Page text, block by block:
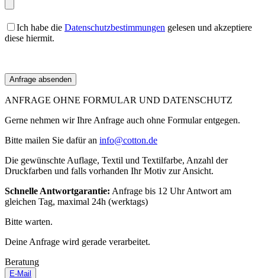
Ich habe die Datenschutzbestimmungen gelesen und akzeptiere
diese hiermit.
ANFRAGE OHNE FORMULAR UND DATENSCHUTZ
Gerne nehmen wir Ihre Anfrage auch ohne Formular entgegen.
Bitte mailen Sie dafür an info@cotton.de
Die gewünschte Auflage, Textil und Textilfarbe, Anzahl der
Druckfarben und falls vorhanden Ihr Motiv zur Ansicht.
Schnelle Antwortgarantie: Anfrage bis 12 Uhr Antwort am
gleichen Tag, maximal 24h (werktags)
Bitte warten.
Deine Anfrage wird gerade verarbeitet.
Beratung
E-Mail